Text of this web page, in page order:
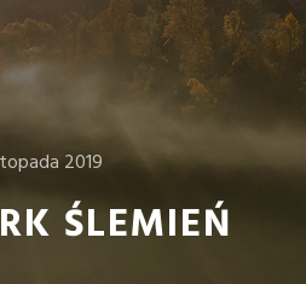
2019
ŚLEMIEŃ